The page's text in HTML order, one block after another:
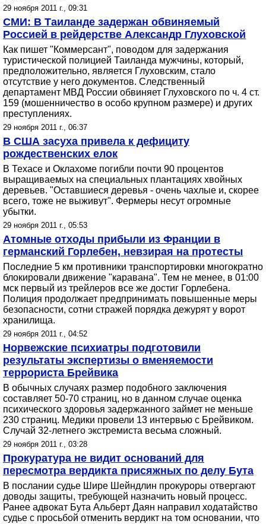
29 ноября 2011 г., 09:31
СМИ: В Таиланде задержан обвиняемый
Россией в рейдерстве Александр Глуховской
Как пишет "Коммерсант", поводом для задержания
туристической полицией Таиланда мужчины, который,
предположительно, является Глуховским, стало
отсутствие у него документов. Следственный
департамент МВД России обвиняет Глуховского по ч. 4 ст.
159 (мошенничество в особо крупном размере) и других
преступлениях.
29 ноября 2011 г., 06:37
В США засуха привела к дефициту
рождественских елок
В Техасе и Оклахоме погибли почти 90 процентов
выращиваемых на специальных плантациях хвойных
деревьев. "Оставшиеся деревья - очень чахлые и, скорее
всего, тоже не выживут". Фермеры несут огромные
убытки.
29 ноября 2011 г., 05:53
Атомные отходы прибыли из Франции в
германский Горлебен, невзирая на протесты
Последние 5 км противники транспортировки многократно
блокировали движение "каравана". Тем не менее, в 01:00
мск первый из трейлеров все же достиг Горлебена.
Полиция продолжает предпринимать повышенные меры
безопасности, сотни стражей порядка дежурят у ворот
хранилища.
29 ноября 2011 г., 04:52
Норвежские психиатры подготовили
результаты экспертизы о вменяемости
террориста Брейвика
В обычных случаях размер подобного заключения
составляет 50-70 страниц, но в данном случае оценка
психического здоровья задержанного займет не меньше
230 страниц. Медики провели 13 интервью с Брейвиком.
Случай 32-летнего экстремиста весьма сложный.
29 ноября 2011 г., 03:28
Прокуратура не видит оснований для
пересмотра вердикта присяжных по делу Бута
В послании судье Шире Шейндлин прокуроры отвергают
доводы защиты, требующей назначить новый процесс.
Ранее адвокат Бута Альберт Даян направил ходатайство
судье с просьбой отменить вердикт на том основании, что